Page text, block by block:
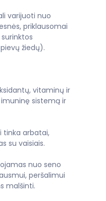
varijuoti nuo
priklausomai
žiedų).
vitaminų ir
sistemą ir
tinka arbatai,
su vaisiais.
nuo seno
peršalimui
malšinti.